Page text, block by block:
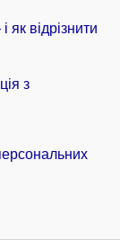
як відрізнити
з